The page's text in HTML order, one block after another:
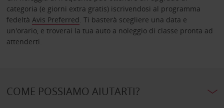
categoria (e giorni extra gratis) iscrivendosi al programma
fedeltà Avis Preferred. Ti basterà scegliere una data e
un'orario, e troverai la tua auto a noleggio di classe pronta ad
attenderti.
COME POSSIAMO AIUTARTI?